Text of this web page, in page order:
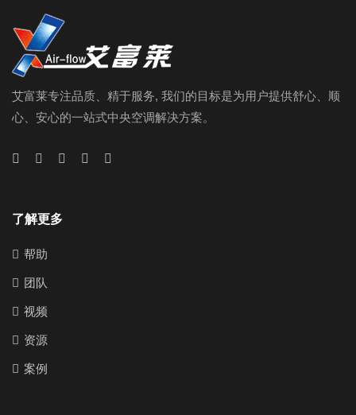
艾富莱专注品质、精于服务, 我们的目标是为用户提供舒心、顺
心、安心的一站式中央空调解决方案。
了解更多
帮助
团队
视频
资源
案例